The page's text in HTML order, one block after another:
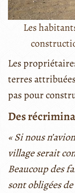
Les
Les
terres
pas pour
Des
« Si nous
village serait
Beaucoup des
sont obligées